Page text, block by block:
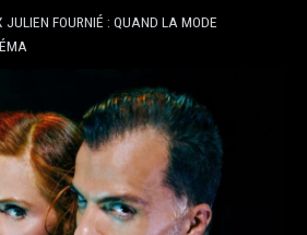
JULIEN FOURNIÉ : QUAND LA MODE